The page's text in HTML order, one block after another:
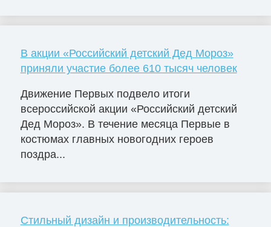
В акции «Российский детский Дед Мороз»
приняли участие более 610 тысяч человек
Движение Первых подвело итоги
всероссийской акции «Российский детский
Дед Мороз». В течение месяца Первые в
костюмах главных новогодних героев
поздра...
Стильный дизайн и производительность: